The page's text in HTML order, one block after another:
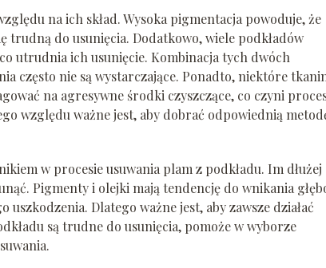
na ich skład. Wysoka pigmentacja powoduje, że
do usunięcia. Dodatkowo, wiele podkładów
utrudnia ich usunięcie. Kombinacja tych dwóch
często nie są wystarczające. Ponadto, niektóre
na agresywne środki czyszczące, co czyni
względu ważne jest, aby dobrać odpowiednią
w procesie usuwania plam z podkładu. Im dłużej
Pigmenty i olejki mają tendencję do wnikania
uszkodzenia. Dlatego ważne jest, aby zawsze działać
są trudne do usunięcia, pomoże w wyborze